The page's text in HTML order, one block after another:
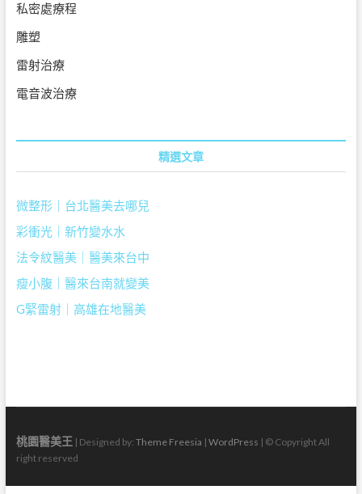
私密處療程
雕塑
雷射治療
電音波治療
精選文章
微整形｜台北醫美去哪兒
彩衝光｜新竹變水水
法令紋醫美｜醫美來台中
瘦小腹｜醫來台南就變美
G緊雷射｜高雄在地醫美
桃園醫美王| Designed by: Theme Freesia | WordPress | © Copyright All
right reserved